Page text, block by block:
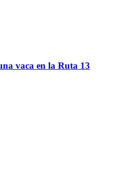
vaca en la Ruta 13